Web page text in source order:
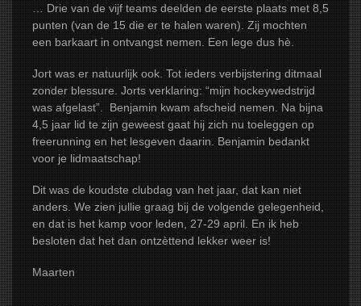
… Drie van de vijf teams deelden de eerste plaats met 8,5
punten (van de 15 die er te halen waren). Zij mochten
een barkaart in ontvangst nemen. Een lege dus hè.
Jort was er natuurlijk ook. Tot ieders verbijstering ditmaal
zonder blessure. Jorts verklaring: “mijn hockeywedstrijd
was afgelast”. Benjamin kwam afscheid nemen. Na bijna
4,5 jaar lid te zijn geweest gaat hij zich nu toeleggen op
freerunning en het lesgeven daarin. Benjamin bedankt
voor je lidmaatschap!
Dit was de koudste clubdag van het jaar, dat kan niet
anders. We zien jullie graag bij de volgende gelegenheid,
en dat is het kamp voor leden, 27-29 april. En ik heb
besloten dat het dan ontzèttend lekker weer is!
Maarten